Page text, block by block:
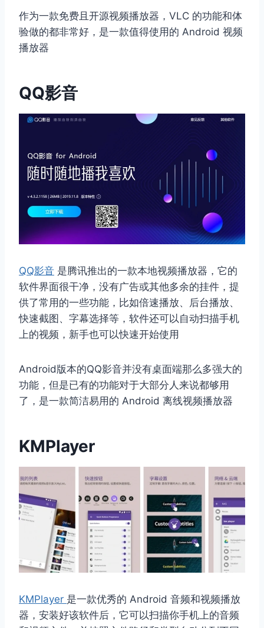
作为一款免费且开源视频播放器，VLC 的功能和体
验做的都非常好，是一款值得使用的 Android 视频
播放器
QQ影音
QQ影音 是腾讯推出的一款本地视频播放器，它的
软件界面很干净，没有广告或其他多余的挂件，提
供了常用的一些功能，比如倍速播放、后台播放、
快速截图、字幕选择等，软件还可以自动扫描手机
上的视频，新手也可以快速开始使用
Android版本的QQ影音并没有桌面端那么多强大的
功能，但是已有的功能对于大部分人来说都够用
了，是一款简洁易用的 Android 离线视频播放器
KMPlayer
KMPlayer 是一款优秀的 Android 音频和视频播放
器，安装好该软件后，它可以扫描你手机上的音频